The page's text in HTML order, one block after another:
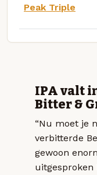
Peak Triple
IPA valt
Bitter &
“Nu moet je
verbitterde
gewoon
uitgesproken